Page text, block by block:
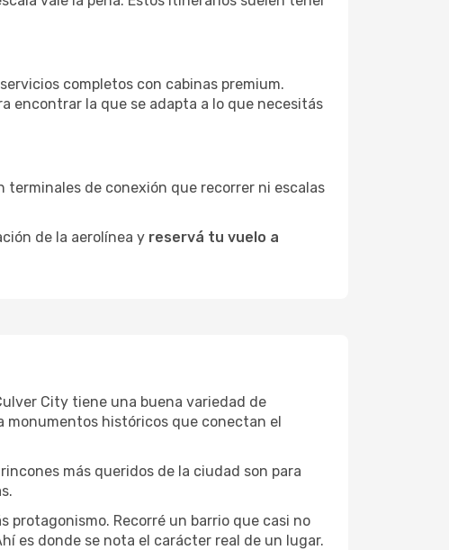
completos con cabinas premium.
encontrar la que se adapta a lo que necesitás
terminales de conexión que recorrer ni escalas
de la aerolínea y reservá tu vuelo a
City tiene una buena variedad de
monumentos históricos que conectan el
más queridos de la ciudad son para
protagonismo. Recorré un barrio que casi no
es donde se nota el carácter real de un lugar.